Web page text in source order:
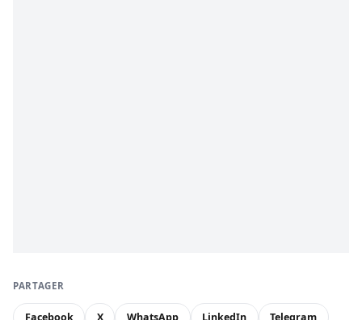
PARTAGER
Facebook X WhatsApp LinkedIn Telegram